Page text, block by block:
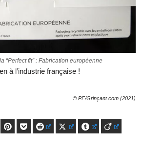
“Perfect fit” : Fabrication européenne
à l’industrie française !
© PF/Grinçant.com (2021)
PinterestPocket Reddit X Tumblr Viadeo